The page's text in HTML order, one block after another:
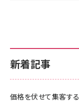
新着記事
価格を伏せて集客す